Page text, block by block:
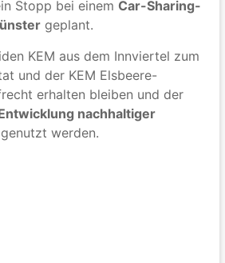
Stopp bei einem Car-Sharing-
geplant.
KEM aus dem Innviertel zum
und der KEM Elsbeere-
erhalten bleiben und der
nachhaltiger
genutzt werden.